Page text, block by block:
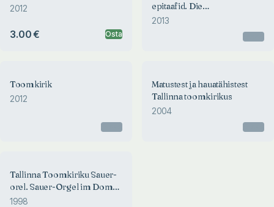
2012
3.00 € Osta
epitaafid. Die
Wappenepitaphe der
2013
Toomkirik
2012
Matustest ja hauatähistest
Tallinna toomkirikus
2004
Tallinna Toomkiriku Sauer-
orel. Sauer-Orgel im Dom
zu Tallinn
1998